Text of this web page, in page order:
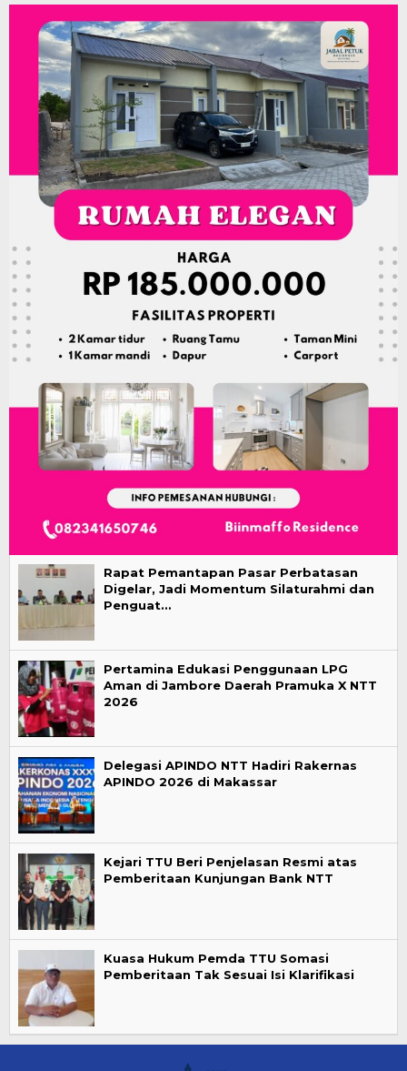
Rapat Pemantapan Pasar Perbatasan
Digelar, Jadi Momentum Silaturahmi dan
Penguat…
Pertamina Edukasi Penggunaan LPG
Aman di Jambore Daerah Pramuka X NTT
2026
Delegasi APINDO NTT Hadiri Rakernas
APINDO 2026 di Makassar
Kejari TTU Beri Penjelasan Resmi atas
Pemberitaan Kunjungan Bank NTT
Kuasa Hukum Pemda TTU Somasi
Pemberitaan Tak Sesuai Isi Klarifikasi